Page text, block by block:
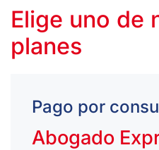
Elige uno de
planes
Pago por
Abogado